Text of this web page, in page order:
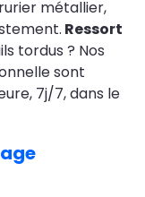
métallier,
Ressort
tordus ? Nos
sont
7j/7, dans le